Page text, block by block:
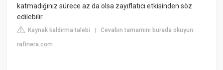
katmadığınız sürece az da olsa zayıflatıcı etkisinden söz
edilebilir.
Kaynak kaldırma talebi |Cevabın tamamını burada okuyun:
rafinera.com